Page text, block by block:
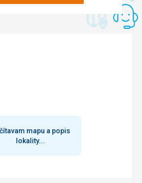
mapu a popis
lokality...